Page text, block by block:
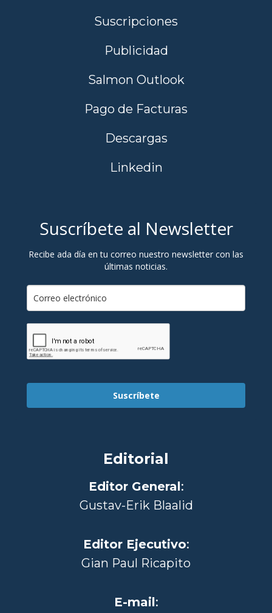
Suscripciones
Publicidad
Salmon Outlook
Pago de Facturas
Descargas
Linkedin
Suscríbete al Newsletter
Recibe ada día en tu correo nuestro newsletter con las
últimas noticias.
Suscríbete
Editorial
Editor General:
Gustav-Erik Blaalid
Editor Ejecutivo:
Gian Paul Ricapito
E-mail: